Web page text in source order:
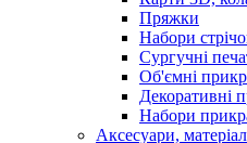
Пряжки
Набори
Сургучні
Об'ємні
Декоративні
Набори
Аксесуари,